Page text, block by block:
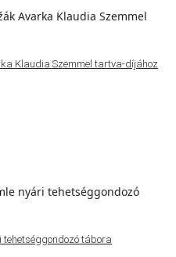
Klaudia Szemmel tartva-díjához
tehetséggondozó tábora